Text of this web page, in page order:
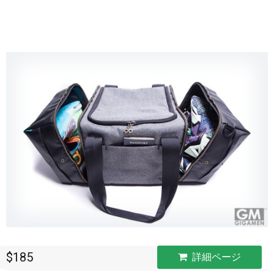
$185 詳細ページ